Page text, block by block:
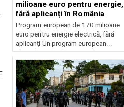
milioane euro pentru energie,
fără aplicanți în România
Program european de 170 milioane
euro pentru energie electrică, fără
aplicanți Un program european...